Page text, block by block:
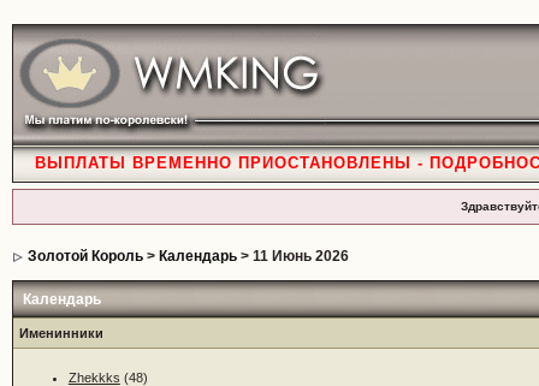
ВЫПЛАТЫ ВРЕМЕННО ПРИОСТАНОВЛЕНЫ -
Золотой Король> Календарь> 11 Июнь 2026
Календарь
Именинники
Zhekkks (48)